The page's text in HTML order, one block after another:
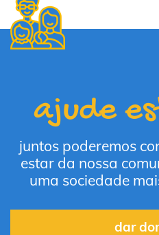
ajude
juntos poderemos
estar da nossa
uma sociedade
dar